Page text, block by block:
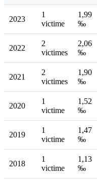
2023
1
victime
1,99
‰
2022
2
victimes
2,06
‰
2021
2
victimes
1,90
‰
2020
1
victime
1,52
‰
2019
1
victime
1,47
‰
2018
1
victime
1,13
‰